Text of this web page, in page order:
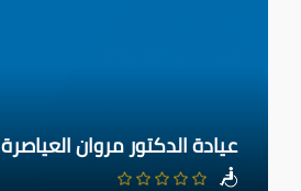
عيادة الدكتور مروان العياصرة